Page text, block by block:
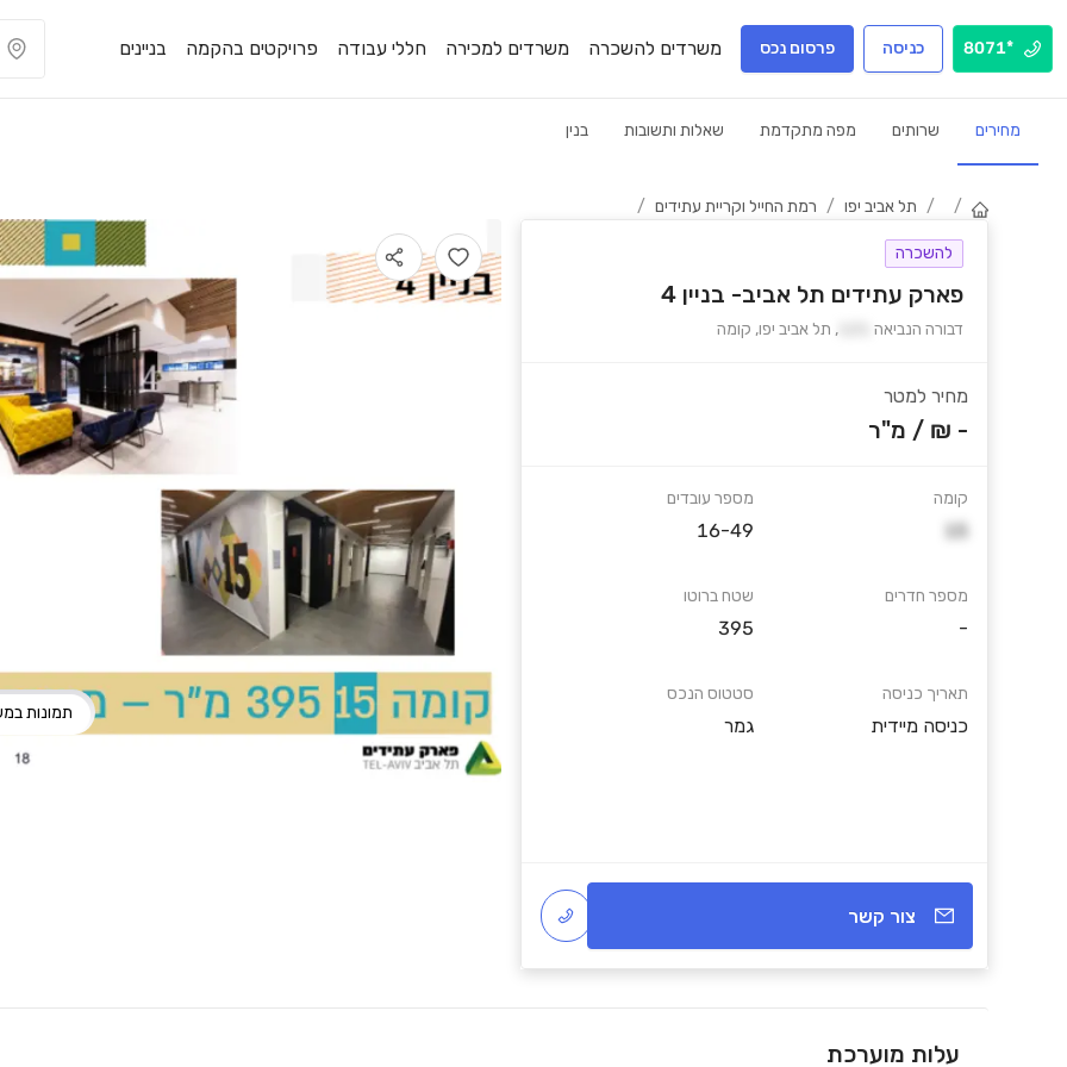
*8071 כניסה פרסום נכס משרדים להשכרה משרדים למכירה חללי עבודה פרויקטים בהקמה בניינים
מחירים שרותים מפה מתקדמת שאלות ותשובות בנין
/
/ תל אביב יפו / רמת החייל וקריית עתידים /
להשכרה
פארק עתידים תל אביב- בניין 4
דבורה הנביאה , תל אביב יפו, קומה
מחיר למטר
- ₪
/ מ"ר
קומה
15
מספר חדרים
-
תאריך כניסה
כניסה מיידית
מספר עובדים
16-49
שטח ברוטו
395
סטטוס הנכס
גמר
צור קשר
תמונות
עלות מוערכת